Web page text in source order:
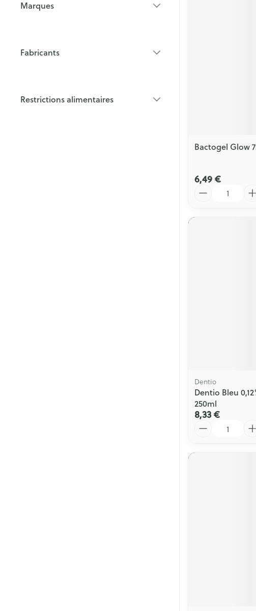
Marques
Fabricants
Restrictions alimentaires
Bactogel Glow
6,49 €
Quantité
Dentio
Dentio Bleu
250ml
8,33 €
Quantité